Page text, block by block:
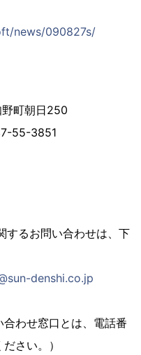
news/090827s/
町朝日250
55-3851
するお問い合わせは、下
denshi.co.jp
合わせ窓口とは、電話番
さい。）